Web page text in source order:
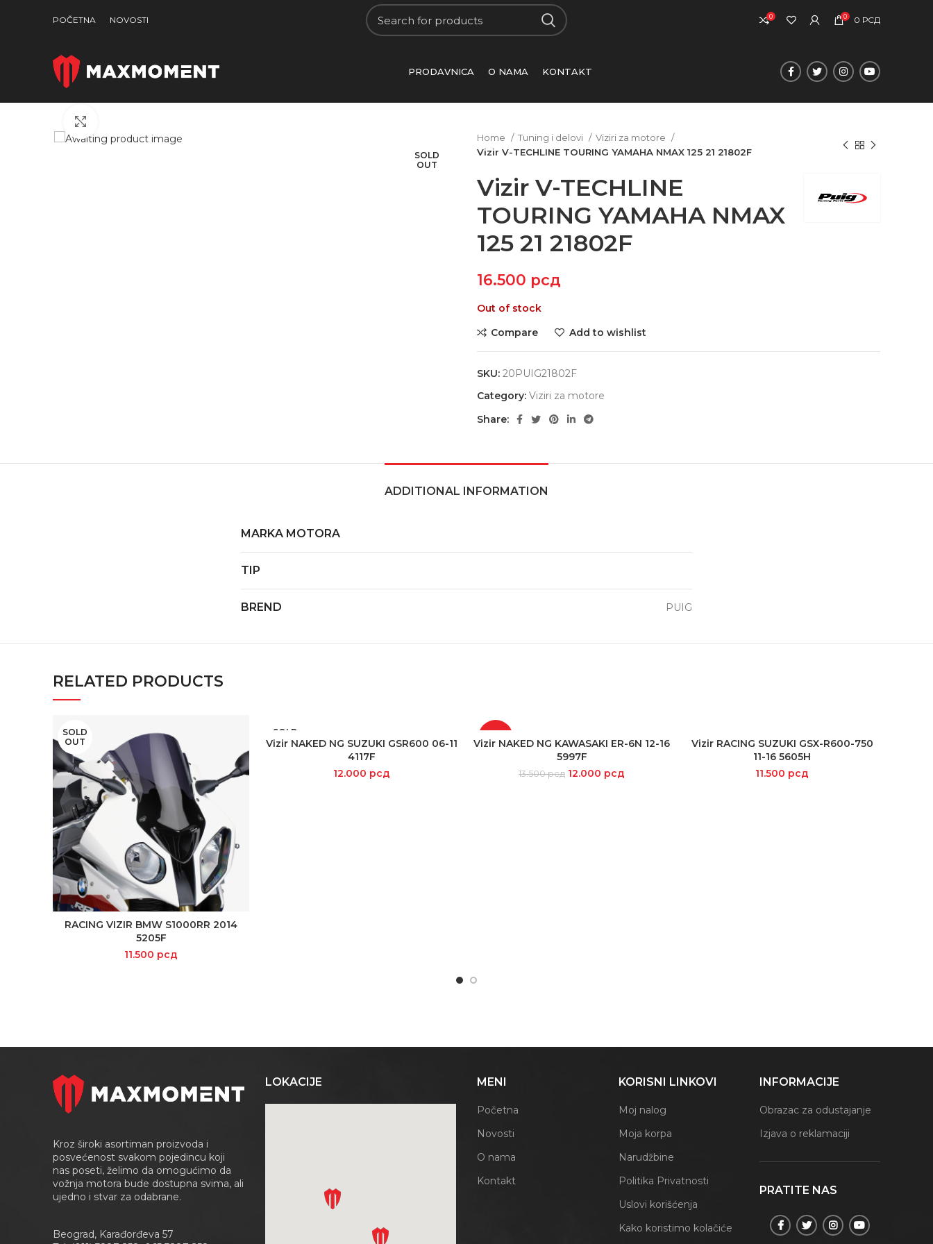
POČETNA NOVOSTI 0 0 0 РСД
PRODAVNICA O NAMA KONTAKT
SOLD
OUT
Home
Tuning i delovi
Viziri za motore
Vizir V-TECHLINE TOURING YAMAHA NMAX 125 21 21802F
Vizir V-TECHLINE
TOURING YAMAHA NMAX
125 21 21802F
16.500 рсд
Out of stock
Compare
Add to wishlist
SKU: 20PUIG21802F
Category: Viziri za motore
Share:
ADDITIONAL INFORMATION
MARKA MOTORA
TIP
BREND PUIG
RELATED PRODUCTS
SOLD
OUT
READ MORE
RACING VIZIR BMW S1000RR 2014
5205F
11.500 рсд
SOLD
OUT
READ MORE
Vizir NAKED NG SUZUKI GSR600 06-11
4117F
12.000 рсд
-11%
ADD TO CART
Vizir NAKED NG KAWASAKI ER-6N 12-16
5997F
13.500рсд 12.000 рсд
ADD TO CART
Vizir RACING SUZUKI GSX-R600-750
11-16 5605H
11.500 рсд
Kroz široki asortiman proizvoda i
posvećenost svakom pojedincu koji
nas poseti, želimo da omogućimo da
vožnja motora bude dostupna svima, ali
ujedno i stvar za odabrane.
Beograd, Karađorđeva 57
LOKACIJE MENI
Početna
Novosti
O nama
Kontakt
KORISNI LINKOVI
Moj nalog
Moja korpa
Narudžbine
Politika Privatnosti
Uslovi korišćenja
Kako koristimo kolačiće
INFORMACIJE
Obrazac za odustajanje
Izjava o reklamaciji
PRATITE NAS